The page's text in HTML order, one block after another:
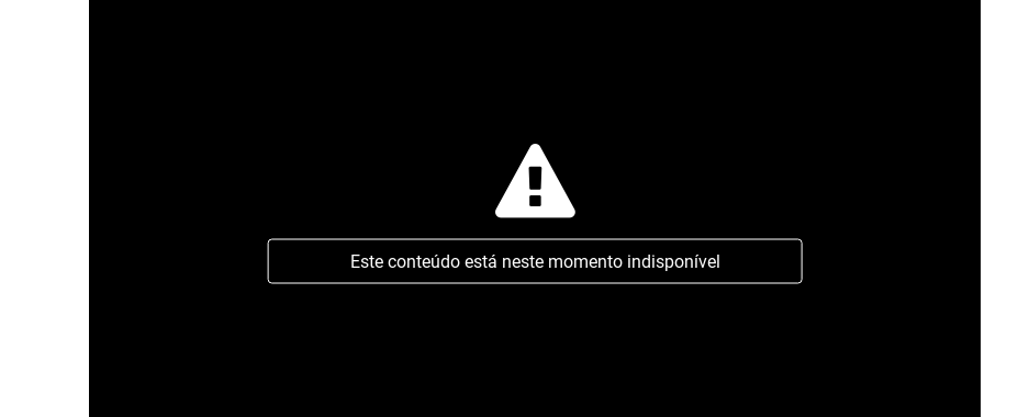
Este conteúdo está neste momento indisponível